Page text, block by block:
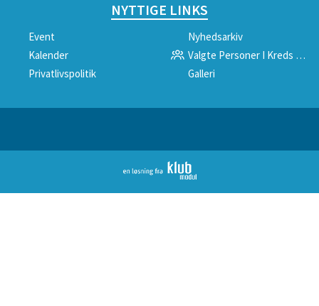
NYTTIGE LINKS
Event
Nyhedsarkiv
Kalender
Valgte Personer I Kreds 5 Ny
Privatlivspolitik
Galleri